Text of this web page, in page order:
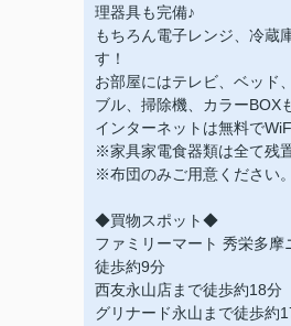
理器具も完備♪
もちろん電子レンジ、冷蔵
す！
お部屋にはテレビ、ベッド
ブル、掃除機、カラーBOX
インターネットは無料で
※家具家電食器類は全て残
※布団のみご用意ください。
◆買物スポット◆
ファミリーマート 秀栄多
徒歩約9分
西友永山店まで徒歩約18分
グリナード永山まで徒歩約